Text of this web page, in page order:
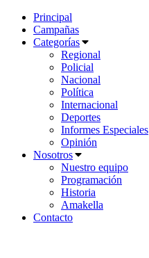
Principal
Campañas
Categorías
Regional
Policial
Nacional
Política
Internacional
Deportes
Informes Especiales
Opinión
Nosotros
Nuestro equipo
Programación
Historia
Amakella
Contacto